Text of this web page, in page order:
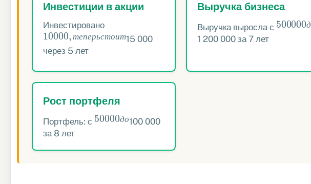
Инвестиции в акции
Инвестировано
теперьст о ит
10000,теперь
15 000
через 5 лет
Выручка бизнеса
Выручка выросла с д
500000
1 200 000 за 7 лет
Рост портфеля
Портфель: с д о
50000
100 000
за 8 лет